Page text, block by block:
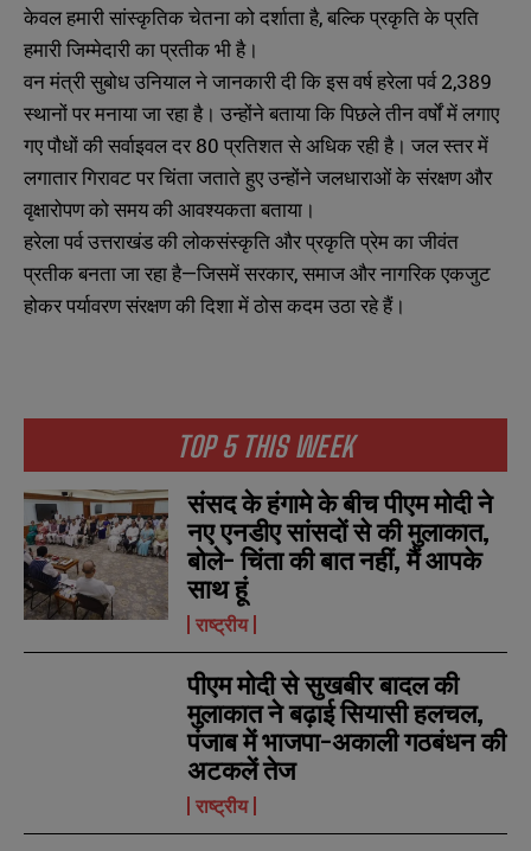
TOP 5 THIS WEEK
संसद के हंगामे के बीच पीएम मोदी ने
नए एनडीए सांसदों से की मुलाकात,
बोले- चिंता की बात नहीं, मैं आपके
साथ हूं
राष्ट्रीय
पीएम मोदी से सुखबीर बादल की
मुलाकात ने बढ़ाई सियासी हलचल,
पंजाब में भाजपा-अकाली गठबंधन की
अटकलें तेज
राष्ट्रीय
केवल हमारी सांस्कृतिक चेतना को दर्शाता है, बल्कि प्रकृति के प्रति
हमारी जिम्मेदारी का प्रतीक भी है।
वन मंत्री सुबोध उनियाल ने जानकारी दी कि इस वर्ष हरेला पर्व 2,389
स्थानों पर मनाया जा रहा है। उन्होंने बताया कि पिछले तीन वर्षों में लगाए
गए पौधों की सर्वाइवल दर 80 प्रतिशत से अधिक रही है। जल स्तर में
लगातार गिरावट पर चिंता जताते हुए उन्होंने जलधाराओं के संरक्षण और
वृक्षारोपण को समय की आवश्यकता बताया।
हरेला पर्व उत्तराखंड की लोकसंस्कृति और प्रकृति प्रेम का जीवंत
प्रतीक बनता जा रहा है—जिसमें सरकार, समाज और नागरिक एकजुट
होकर पर्यावरण संरक्षण की दिशा में ठोस कदम उठा रहे हैं।